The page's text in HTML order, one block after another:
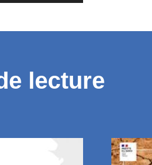
lecture